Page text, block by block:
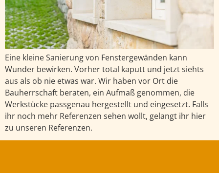
Eine kleine Sanierung von Fenstergewänden kann
Wunder bewirken. Vorher total kaputt und jetzt siehts
aus als ob nie etwas war. Wir haben vor Ort die
Bauherrschaft beraten, ein Aufmaß genommen, die
Werkstücke passgenau hergestellt und eingesetzt. Falls
ihr noch mehr Referenzen sehen wollt, gelangt ihr hier
zu unseren Referenzen.